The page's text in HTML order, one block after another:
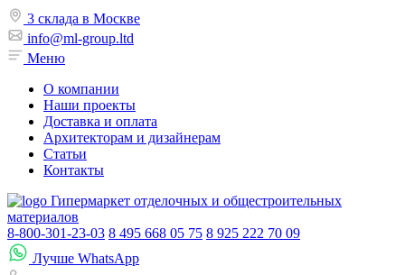
3 склада в Москве
info@ml-group.ltd
Меню
О компании
Наши проекты
Доставка и оплата
Архитекторам и дизайнерам
Статьи
Контакты
Гипермаркет отделочных и общестроительных
материалов
8-800-301-23-03 8 495 668 05 75 8 925 222 70 09
Лучше WhatsApp